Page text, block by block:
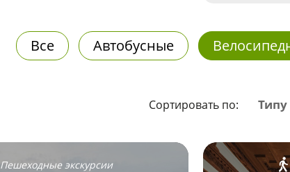
Все Автобусные
Сортировать по: Типу
Пешеходные экскурсии